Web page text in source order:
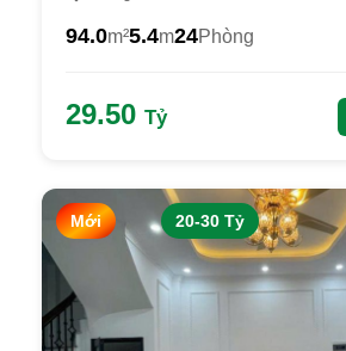
94.0m²5.4m24Phòng
29.50 Tỷ
Mới 20-30 Tỷ